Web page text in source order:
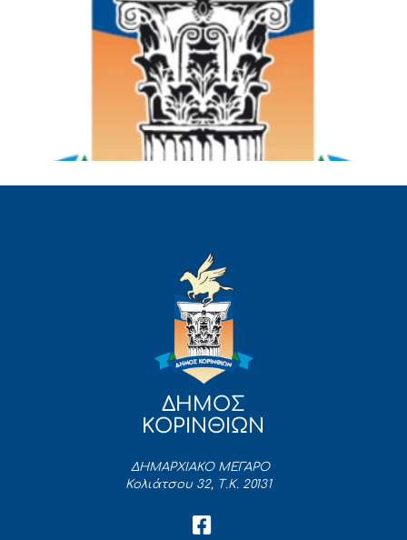
ΔΗΜΟΣ
ΚΟΡΙΝΘΙΩΝ
ΔΗΜΑΡΧΙΑΚΟ ΜΕΓΑΡΟ
Κολιάτσου 32, Τ.Κ. 20131